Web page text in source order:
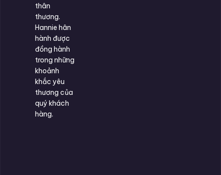
thân
thương.
Hannie hân
hành được
đồng hành
trong những
khoảnh
khắc yêu
thương của
quý khách
hàng.